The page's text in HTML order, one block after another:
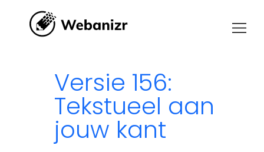
Versie 156:
Tekstueel aan
jouw kant